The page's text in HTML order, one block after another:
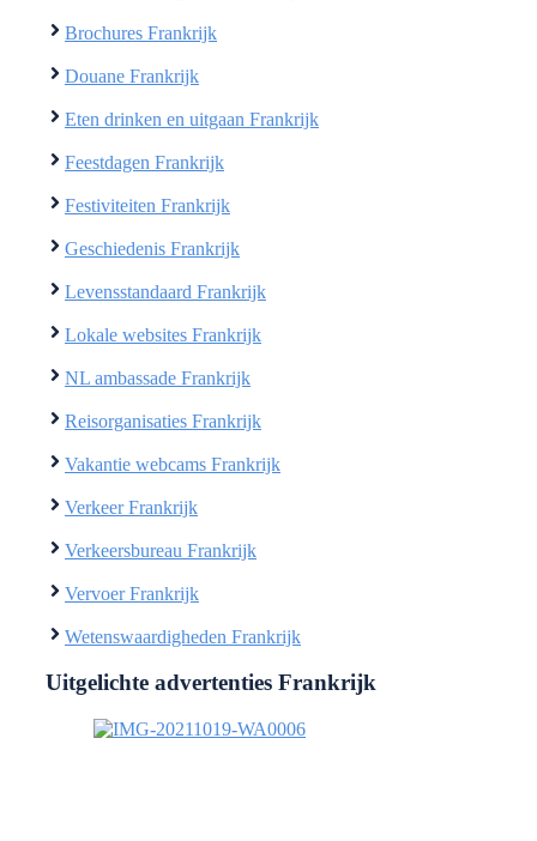
Brochures Frankrijk
Douane Frankrijk
Eten drinken en uitgaan Frankrijk
Feestdagen Frankrijk
Festiviteiten Frankrijk
Geschiedenis Frankrijk
Levensstandaard Frankrijk
Lokale websites Frankrijk
NL ambassade Frankrijk
Reisorganisaties Frankrijk
Vakantie webcams Frankrijk
Verkeer Frankrijk
Verkeersbureau Frankrijk
Vervoer Frankrijk
Wetenswaardigheden Frankrijk
Uitgelichte advertenties Frankrijk